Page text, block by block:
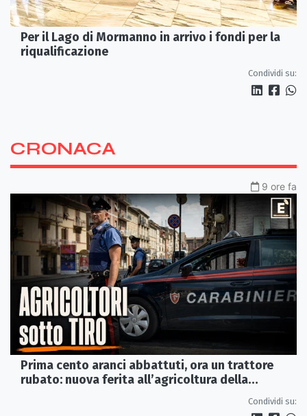
Per il Lago di Mormanno in arrivo i fondi per la
riqualificazione
Condividi su:
CRONACA
9 ore fa
Prima cento aranci abbattuti, ora un trattore
rubato: nuova ferita all’agricoltura della
Condividi su: